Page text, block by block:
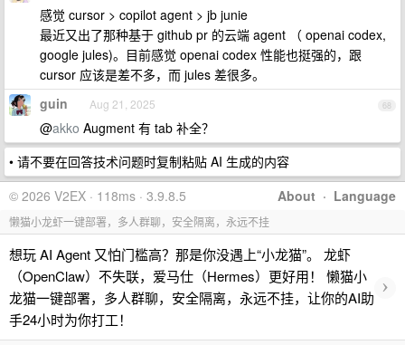
感觉 cursor > copilot agent > jb junie
最近又出了那种基于 github pr 的云端 agent （ openai codex,
google jules)。目前感觉 openai codex 性能也挺强的，跟
cursor 应该是差不多，而 jules 差很多。
68
guin Aug 21, 2025
@akko Augment 有 tab 补全？
• 请不要在回答技术问题时复制粘贴 AI 生成的内容
About · Language
© 2026 V2EX · 118ms · 3.9.8.5
懒猫小龙虾一键部署，多人群聊，安全隔离，永远不挂
想玩 AI Agent 又怕门槛高？那是你没遇上“小龙猫”。 龙虾
（OpenClaw）不失联，爱马仕（Hermes）更好用！ 懒猫小
龙猫一键部署，多人群聊，安全隔离，永远不挂，让你的AI助
手24小时为你打工！
›